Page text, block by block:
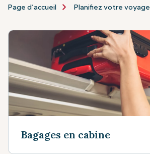
Page d’accueil Planifiez votre voyage
Bagages en cabine